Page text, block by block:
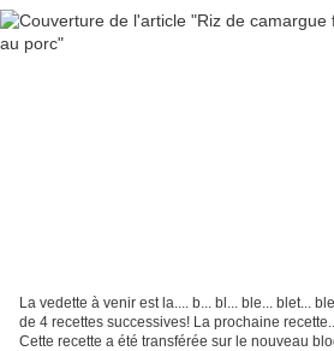
La vedette à venir est la.... b... bl... ble... blet...
de 4 recettes successives! La prochaine
Cette recette a été transférée sur le nouveau